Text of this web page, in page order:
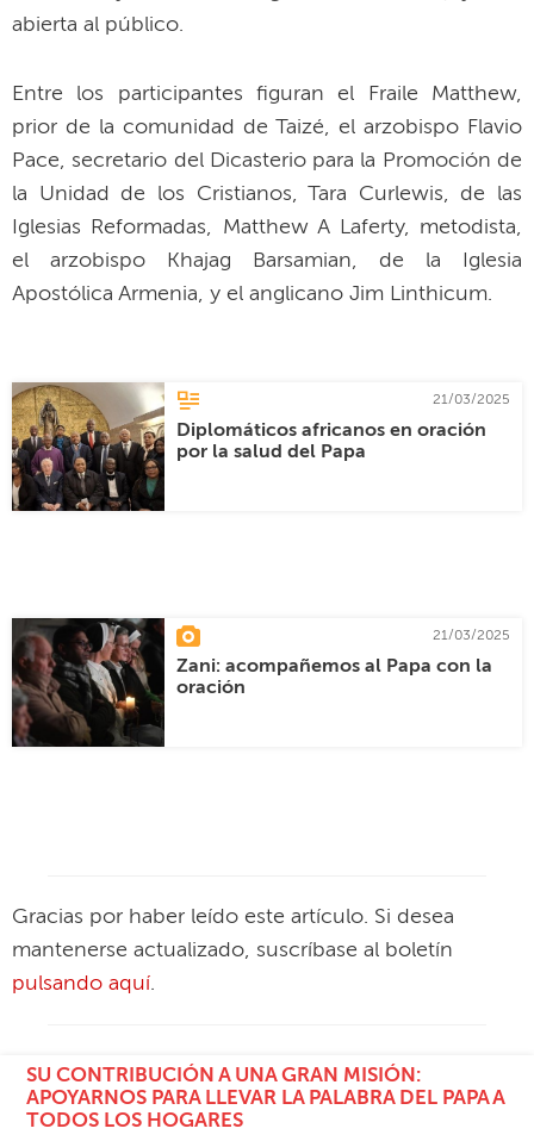
abierta al público.
Entre los participantes figuran el Fraile Matthew,
prior de la comunidad de Taizé, el arzobispo Flavio
Pace, secretario del Dicasterio para la Promoción de
la Unidad de los Cristianos, Tara Curlewis, de las
Iglesias Reformadas, Matthew A Laferty, metodista,
el arzobispo Khajag Barsamian, de la Iglesia
Apostólica Armenia, y el anglicano Jim Linthicum.
21/03/2025
Diplomáticos africanos en oración
por la salud del Papa
21/03/2025
Zani: acompañemos al Papa con la
oración
Gracias por haber leído este artículo. Si desea
mantenerse actualizado, suscríbase al boletín
pulsando aquí.
SU CONTRIBUCIÓN A UNA GRAN MISIÓN:
APOYARNOS PARA LLEVAR LA PALABRA DEL PAPA A
TODOS LOS HOGARES